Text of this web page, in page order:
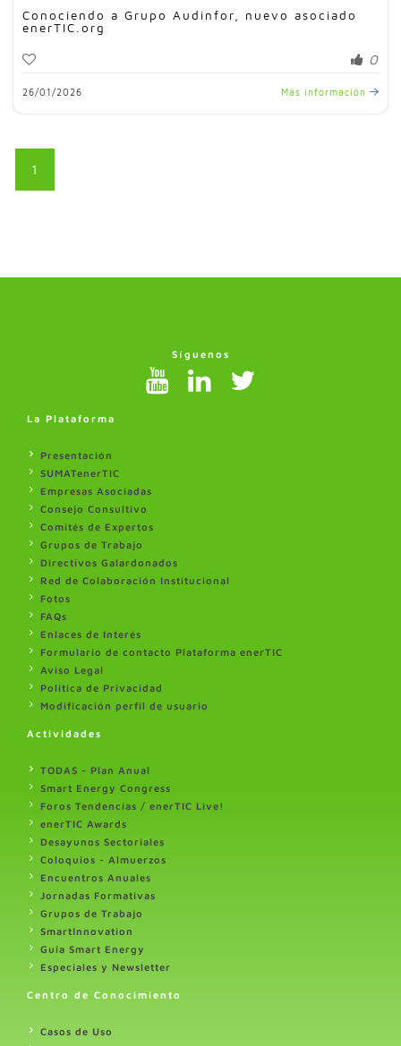
Conociendo a Grupo Audinfor, nuevo asociado
enerTIC.org
0
26/01/2026 Más información
1
Síguenos
La Plataforma
Presentación
SUMATenerTIC
Empresas Asociadas
Consejo Consultivo
Comités de Expertos
Grupos de Trabajo
Directivos Galardonados
Red de Colaboración Institucional
Fotos
FAQs
Enlaces de Interés
Formulario de contacto Plataforma enerTIC
Aviso Legal
Politica de Privacidad
Modificación perfil de usuario
Actividades
TODAS - Plan Anual
Smart Energy Congress
Foros Tendencias / enerTIC Live!
enerTIC Awards
Desayunos Sectoriales
Coloquios - Almuerzos
Encuentros Anuales
Jornadas Formativas
Grupos de Trabajo
SmartInnovation
Guia Smart Energy
Especiales y Newsletter
Centro de Conocimiento
Casos de Uso